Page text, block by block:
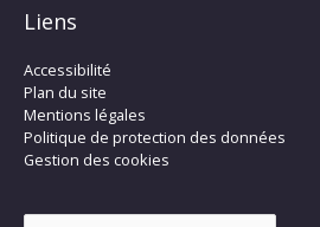
Liens
Accessibilité
Plan du site
Mentions légales
Politique de protection des données
Gestion des cookies